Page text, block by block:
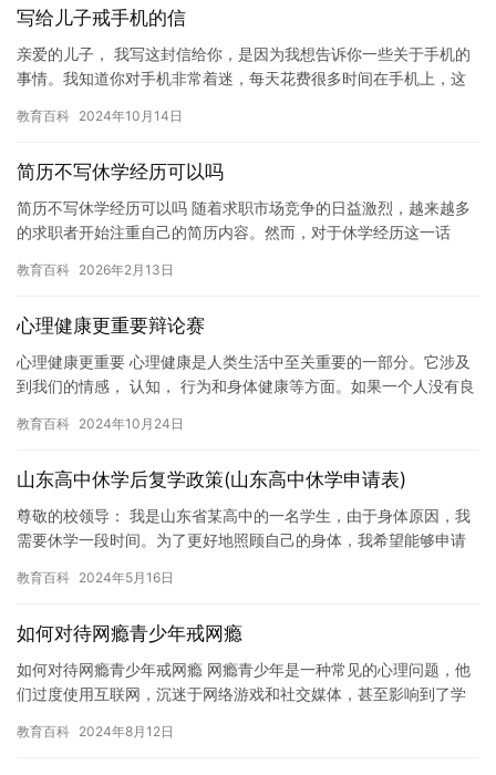
写给儿子戒手机的信
亲爱的儿子， 我写这封信给你，是因为我想告诉你一些关于手机的
事情。我知道你对手机非常着迷，每天花费很多时间在手机上，这
如…
教育百科 2024年10月14日
简历不写休学经历可以吗
简历不写休学经历可以吗 随着求职市场竞争的日益激烈，越来越多
的求职者开始注重自己的简历内容。然而，对于休学经历这一话
学得到…
教育百科 2026年2月13日
心理健康更重要辩论赛
心理健康更重要 心理健康是人类生活中至关重要的一部分。它涉及
到我们的情感， 认知， 行为和身体健康等方面。如果一个人没有良
教育百科 2024年10月24日
山东高中休学后复学政策(山东高中休学申请表)
尊敬的校领导： 我是山东省某高中的一名学生，由于身体原因，我
需要休学一段时间。为了更好地照顾自己的身体，我希望能够申请
我…
教育百科 2024年5月16日
如何对待网瘾青少年戒网瘾
如何对待网瘾青少年戒网瘾 网瘾青少年是一种常见的心理问题，他
们过度使用互联网，沉迷于网络游戏和社交媒体，甚至影响到了学
们戒…
教育百科 2024年8月12日